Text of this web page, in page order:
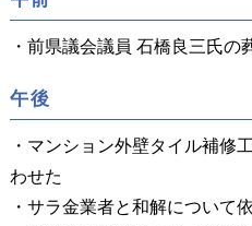
・前県議会議員 石橋良三氏の
午後
・マンション外壁タイル補修
わせた
・サラ金業者と和解について